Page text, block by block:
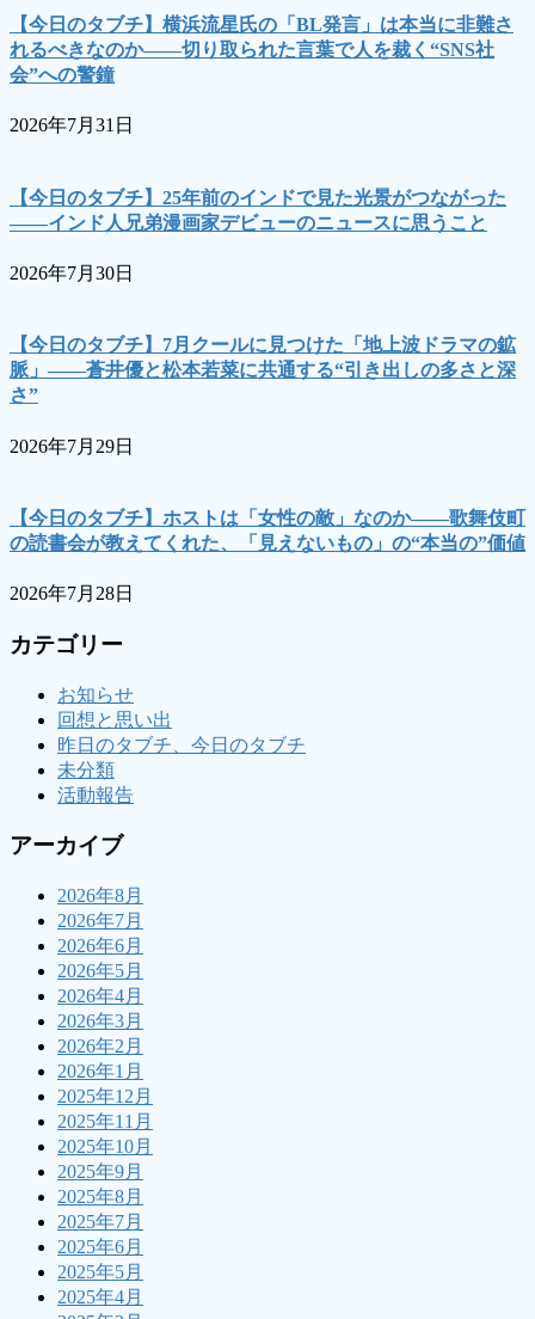
【今日のタブチ】横浜流星氏の「BL発言」は本当に非難さ
れるべきなのか――切り取られた言葉で人を裁く“SNS社
会”への警鐘
2026年7月31日
【今日のタブチ】25年前のインドで見た光景がつながった
――インド人兄弟漫画家デビューのニュースに思うこと
2026年7月30日
【今日のタブチ】7月クールに見つけた「地上波ドラマの鉱
脈」――蒼井優と松本若菜に共通する“引き出しの多さと深
さ”
2026年7月29日
【今日のタブチ】ホストは「女性の敵」なのか――歌舞伎町
の読書会が教えてくれた、「見えないもの」の“本当の”価値
2026年7月28日
カテゴリー
お知らせ
回想と思い出
昨日のタブチ、今日のタブチ
未分類
活動報告
アーカイブ
2026年8月
2026年7月
2026年6月
2026年5月
2026年4月
2026年3月
2026年2月
2026年1月
2025年12月
2025年11月
2025年10月
2025年9月
2025年8月
2025年7月
2025年6月
2025年5月
2025年4月